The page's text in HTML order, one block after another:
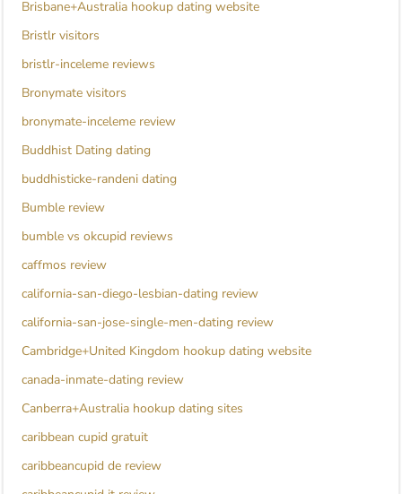
Brisbane+Australia hookup dating website
Bristlr visitors
bristlr-inceleme reviews
Bronymate visitors
bronymate-inceleme review
Buddhist Dating dating
buddhisticke-randeni dating
Bumble review
bumble vs okcupid reviews
caffmos review
california-san-diego-lesbian-dating review
california-san-jose-single-men-dating review
Cambridge+United Kingdom hookup dating website
canada-inmate-dating review
Canberra+Australia hookup dating sites
caribbean cupid gratuit
caribbeancupid de review